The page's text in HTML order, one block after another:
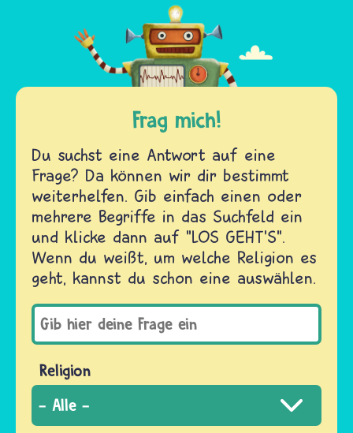
Frag mich!
Du suchst eine Antwort auf eine
Frage? Da können wir dir bestimmt
weiterhelfen. Gib einfach einen oder
mehrere Begriffe in das Suchfeld ein
und klicke dann auf "LOS GEHT'S".
Wenn du weißt, um welche Religion es
geht, kannst du schon eine auswählen.
Religion